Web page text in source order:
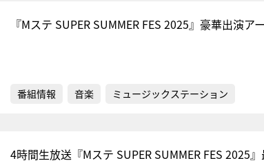
『Mステ SUPER SUMMER FES 2025』豪華出演ア
番組情報 音楽 ミュージックステーション
4時間生放送『Mステ SUPER SUMMER FES 2025